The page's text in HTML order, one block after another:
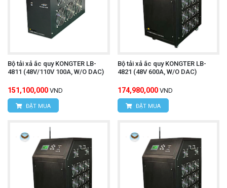
Bộ tải xả ắc quy KONGTER LB-
4811 (48V/110V 100A, W/O DAC)
151,100,000 VND
ĐẶT MUA
Bộ tải xả ắc quy KONGTER LB-
4821 (48V 600A, W/O DAC)
174,980,000 VND
ĐẶT MUA